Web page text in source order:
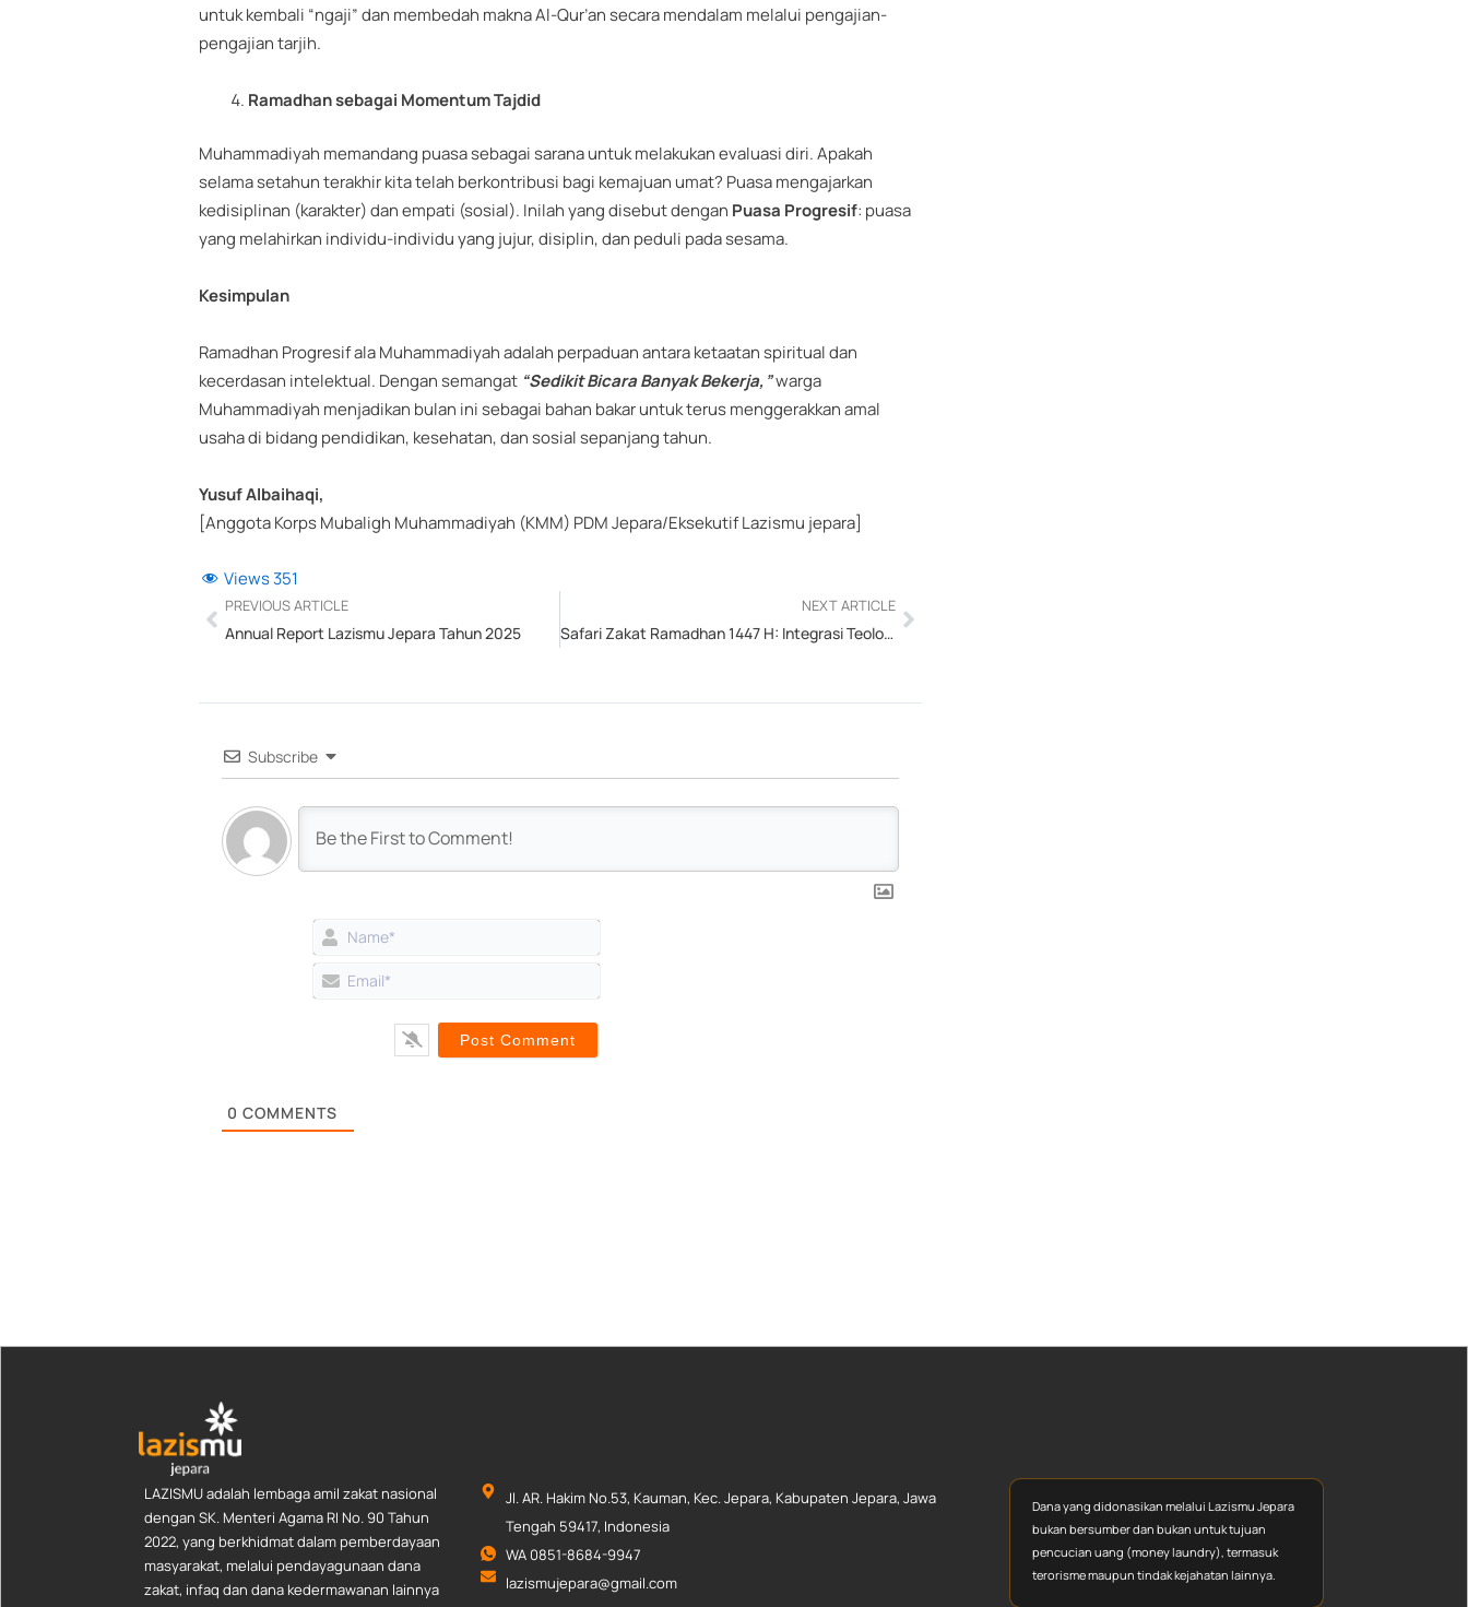
untuk kembali “ngaji” dan membedah makna Al-Qur’an secara mendalam melalui pengajian-
pengajian tarjih.
Ramadhan sebagai Momentum Tajdid
Muhammadiyah memandang puasa sebagai sarana untuk melakukan evaluasi diri. Apakah
selama setahun terakhir kita telah berkontribusi bagi kemajuan umat? Puasa mengajarkan
kedisiplinan (karakter) dan empati (sosial). Inilah yang disebut dengan Puasa Progresif: puasa
yang melahirkan individu-individu yang jujur, disiplin, dan peduli pada sesama.
Kesimpulan
Ramadhan Progresif ala Muhammadiyah adalah perpaduan antara ketaatan spiritual dan
kecerdasan intelektual. Dengan semangat “Sedikit Bicara Banyak Bekerja,”warga
Muhammadiyah menjadikan bulan ini sebagai bahan bakar untuk terus menggerakkan amal
usaha di bidang pendidikan, kesehatan, dan sosial sepanjang tahun.
Yusuf Albaihaqi,
[Anggota Korps Mubaligh Muhammadiyah (KMM) PDM Jepara/Eksekutif Lazismu jepara]
Views351
Prev
PREVIOUS ARTICLE
Annual Report Lazismu Jepara Tahun 2025
NEXT ARTICLE
Safari Zakat Ramadhan 1447 H: Integrasi Teologi, Kesehatan, dan Filantropi di Masjid At-Taqwa Jepara
Next
Subscribe
Name*
Email*
0 COMMENTS
LAZISMU adalah lembaga amil zakat nasional
dengan SK. Menteri Agama RI No. 90 Tahun
2022, yang berkhidmat dalam pemberdayaan
masyarakat, melalui pendayagunaan dana
zakat, infaq dan dana kedermawanan lainnya
Jl. AR. Hakim No.53, Kauman, Kec. Jepara, Kabupaten Jepara, Jawa
Tengah 59417, Indonesia
WA 0851-8684-9947
lazismujepara@gmail.com
Dana yang didonasikan melalui Lazismu Jepara
bukan bersumber dan bukan untuk tujuan
pencucian uang (money laundry), termasuk
terorisme maupun tindak kejahatan lainnya.